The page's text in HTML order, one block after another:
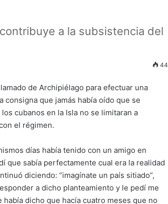
a la subsistencia del
44
de Archipiélago para efectuar una
consigna que jamás había oído que se
cubanos en la Isla no se limitaran a
el régimen.
días había tenido con un amigo en
que sabía perfectamente cual era la realidad
diciendo: “imagínate un país sitiado”,
a dicho planteamiento y le pedí me
dicho que hacía cuatro meses que no